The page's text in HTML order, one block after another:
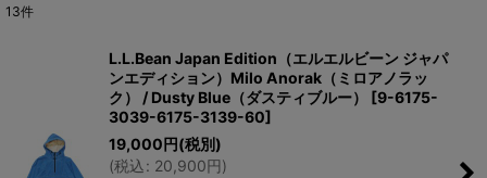
並び順
13件
L.L.Bean Japan Edition（エルエルビーン ジャパ
ンエディション）Milo Anorak（ミロアノラッ
ク） / Dusty Blue（ダスティブルー）
[9-6175-
3039-6175-3139-60]
19,000 円(税別)
(税込: 20,900 円 )